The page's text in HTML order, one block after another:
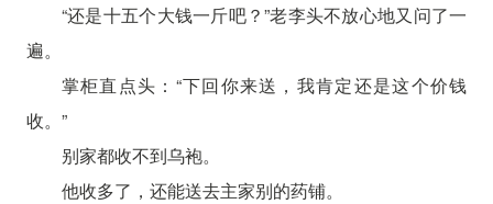
“还是十五个大钱一斤吧？”老李头不放心地又问了一
遍。
掌柜直点头：“下回你来送，我肯定还是这个价钱
收。”
别家都收不到乌袍。
他收多了，还能送去主家别的药铺。